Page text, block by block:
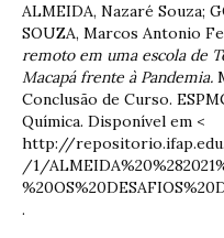
ALMEIDA, Nazaré Souza;
SOUZA, Marcos Antonio
remoto em uma escola de
Macapá frente à Pandemia.
Conclusão de Curso.
Química. Disponível em <
http://
/1/
.